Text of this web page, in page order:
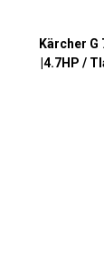
Kärcher
|4.7HP /